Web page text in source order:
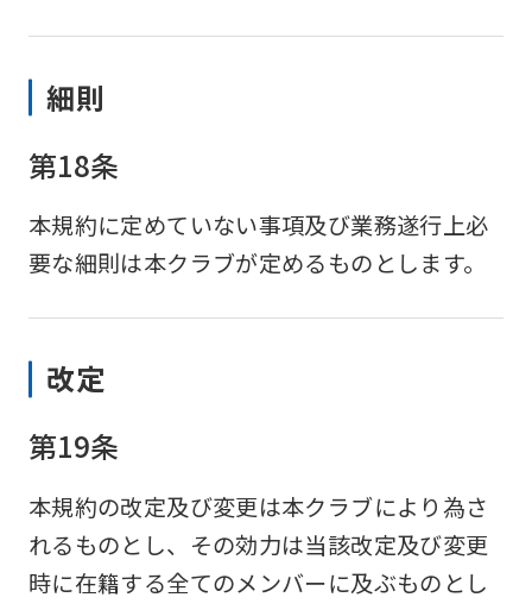
細則
第18条
本規約に定めていない事項及び業務遂行上必
要な細則は本クラブが定めるものとします。
改定
第19条
本規約の改定及び変更は本クラブにより為さ
れるものとし、その効力は当該改定及び変更
時に在籍する全てのメンバーに及ぶものとし